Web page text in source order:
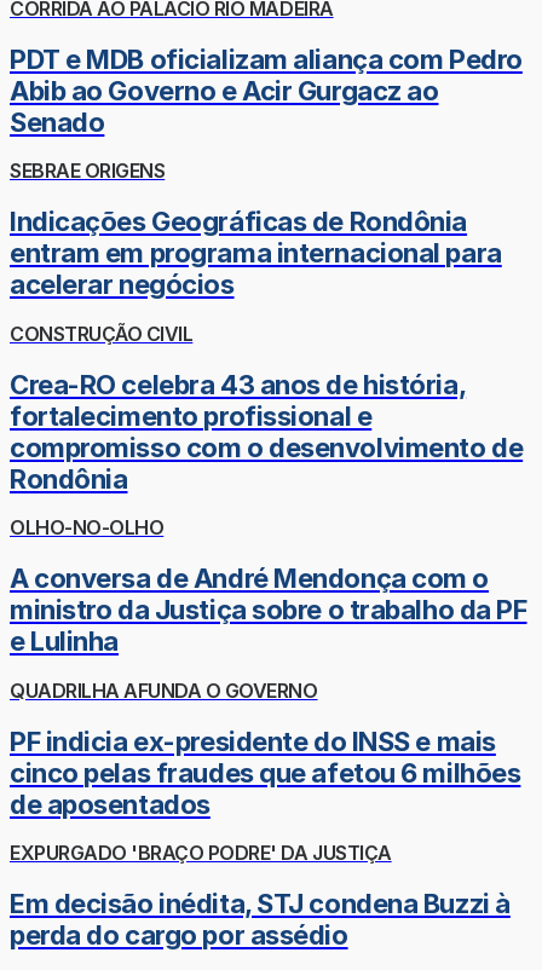
CORRIDA AO PALÁCIO RIO MADEIRA
PDT e MDB oficializam aliança com Pedro
Abib ao Governo e Acir Gurgacz ao
Senado
SEBRAE ORIGENS
Indicações Geográficas de Rondônia
entram em programa internacional para
acelerar negócios
CONSTRUÇÃO CIVIL
Crea-RO celebra 43 anos de história,
fortalecimento profissional e
compromisso com o desenvolvimento de
Rondônia
OLHO-NO-OLHO
A conversa de André Mendonça com o
ministro da Justiça sobre o trabalho da PF
e Lulinha
QUADRILHA AFUNDA O GOVERNO
PF indicia ex-presidente do INSS e mais
cinco pelas fraudes que afetou 6 milhões
de aposentados
EXPURGADO 'BRAÇO PODRE' DA JUSTIÇA
Em decisão inédita, STJ condena Buzzi à
perda do cargo por assédio